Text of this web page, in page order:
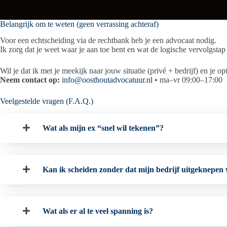
Belangrijk om te weten (geen verrassing achteraf)
Voor een echtscheiding via de rechtbank heb je een advocaat nodig.
Ik zorg dat je weet waar je aan toe bent en wat de logische vervolgstap
Wil je dat ik met je meekijk naar jouw situatie (privé + bedrijf) en je
Neem contact op: info@oosthoutadvocatuur.nl • ma–vr 09:00–17:00
Veelgestelde vragen (F.A.Q.)
Wat als mijn ex “snel wil tekenen”?
Kan ik scheiden zonder dat mijn bedrijf uitgeknepen
Wat als er al te veel spanning is?